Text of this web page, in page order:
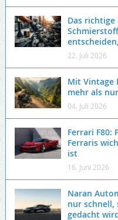
Das
22. Juli 2026
Mit Vintage
mehr als
04. Juli 2026
Ferrari F80:
Ferraris
ist
16. Juni 2026
Naran
nur schnell,
gedacht